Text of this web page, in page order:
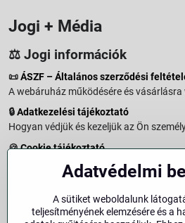
Jogi + Média
⚖️ Jogi információk
📜ÁSZF – Általános szerződési
A webáruház működésére és
🔒Adatkezelési tájékoztató
Hogyan védjük és kezeljük az Ön
🍪Cookie tájékoztató
A weboldalon használt sütikről és
Vásárlástól való elállás menete és
Elállás a szerződéstől
Adatvédelmi
A sütiket weboldalunk
teljesítményének elemzésére és a